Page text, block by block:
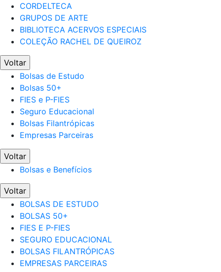
CORDELTECA
GRUPOS DE ARTE
BIBLIOTECA ACERVOS ESPECIAIS
COLEÇÃO RACHEL DE QUEIROZ
Voltar
Bolsas de Estudo
Bolsas 50+
FIES e P-FIES
Seguro Educacional
Bolsas Filantrópicas
Empresas Parceiras
Voltar
Bolsas e Benefícios
Voltar
BOLSAS DE ESTUDO
BOLSAS 50+
FIES E P-FIES
SEGURO EDUCACIONAL
BOLSAS FILANTRÓPICAS
EMPRESAS PARCEIRAS